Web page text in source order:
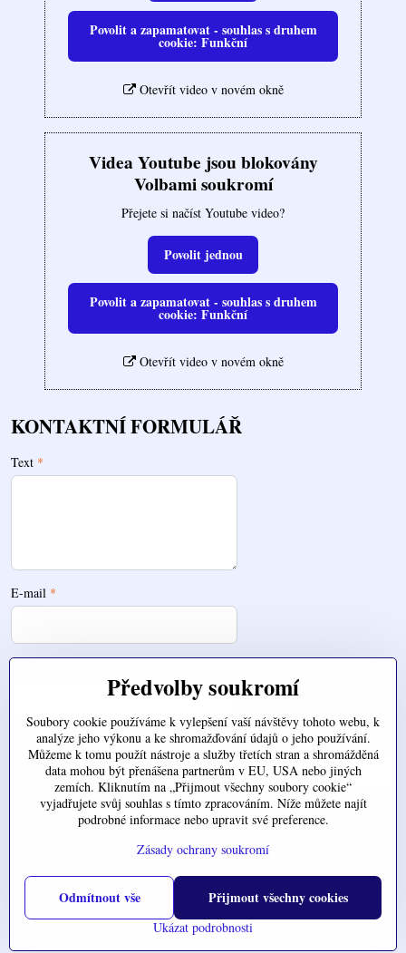
Povolit a zapamatovat - souhlas s druhem
cookie: Funkční
Otevřít video v novém okně
Videa Youtube jsou blokovány
Volbami soukromí
Přejete si načíst Youtube video?
Povolit jednou
Povolit a zapamatovat - souhlas s druhem
cookie: Funkční
Otevřít video v novém okně
KONTAKTNÍ FORMULÁŘ
Text *
E-mail *
Zde nahrajte váš soubor
©2026CopyrightPředvolby soukromíZásady ochrany soukromí
Vytvořeno systémem:ByznysWeb.cz
Předvolby soukromí
Soubory cookie používáme k vylepšení vaší návštěvy tohoto webu, k
analýze jeho výkonu a ke shromažďování údajů o jeho používání.
Můžeme k tomu použít nástroje a služby třetích stran a shromážděná
data mohou být přenášena partnerům v EU, USA nebo jiných
zemích. Kliknutím na „Přijmout všechny soubory cookie“
vyjadřujete svůj souhlas s tímto zpracováním. Níže můžete najít
podrobné informace nebo upravit své preference.
Zásady ochrany soukromí
Ukázat podrobnosti
Přijmout všechny cookies
Odmítnout vše